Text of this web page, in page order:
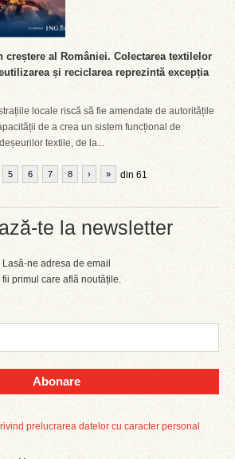
te la newsletter
Lasă-ne adresa de email
fii primul care află noutățile.
Abonare
prelucrarea datelor cu caracter personal
creștere al României. Colectarea textilelor
și reciclarea reprezintă excepția
locale riscă să fie amendate de autoritățile
de a crea un sistem funcțional de
textile, de la...
5 6 7 8 din 61
› »